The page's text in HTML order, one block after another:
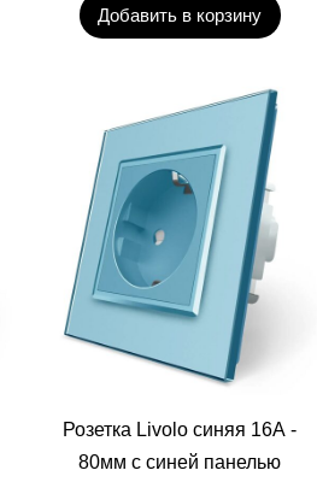
Добавить в корзину
Розетка Livolo синяя 16А -
80мм с синей панелью